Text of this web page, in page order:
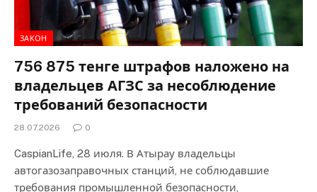
ЗАКОН
756 875 тенге штрафов наложено на
владельцев АГЗС за несоблюдение
требований безопасности
28.07.2026 0
CaspianLife, 28 июля. В Атырау владельцы
автогазозаправочных станций, не соблюдавшие
требования промышленной безопасности,